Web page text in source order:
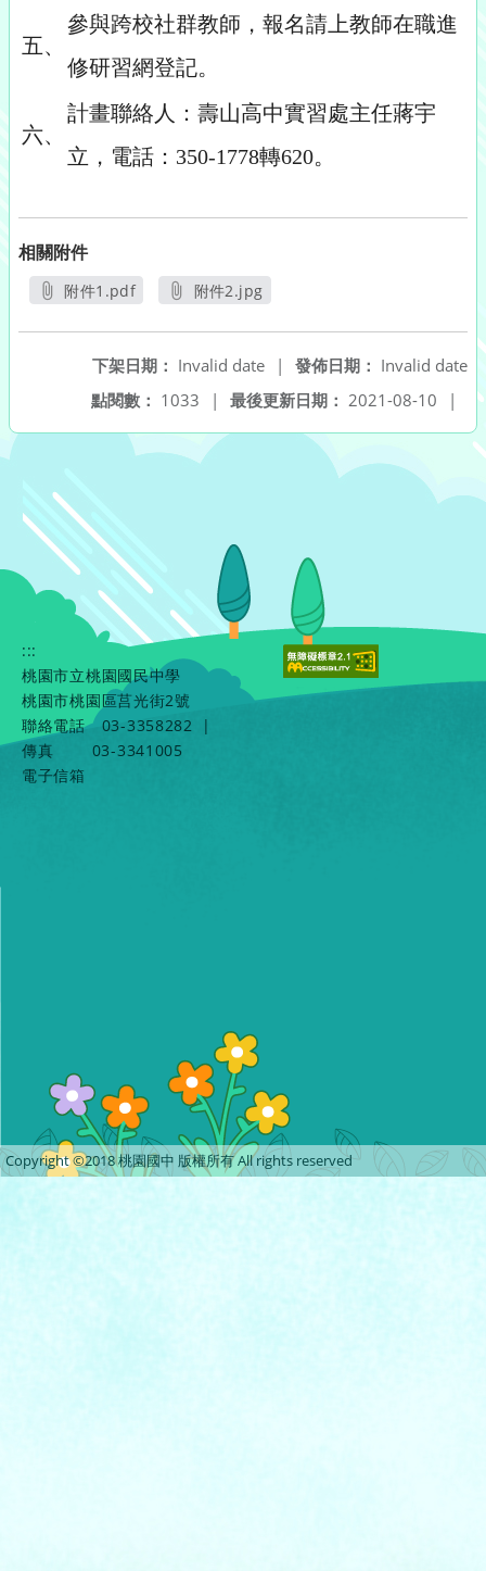
五、
參與跨校社群教師，報名請上教師在職進
修研習網登記。
六、
計畫聯絡人：壽山高中實習處主任蔣宇
立，電話：350-1778轉620。
相關附件
附件1.pdf
附件2.jpg
發佈日期： Invalid date
下架日期： Invalid date
|
最後更新日期： 2021-08-10 |
點閱數： 1033 |
:::
桃園市立桃園國民中學
桃園市桃園區莒光街2號
聯絡電話
03-3358282
|
傳真
03-3341005
電子信箱
Copyright ©2018 桃園國中 版權所有 All rights reserved